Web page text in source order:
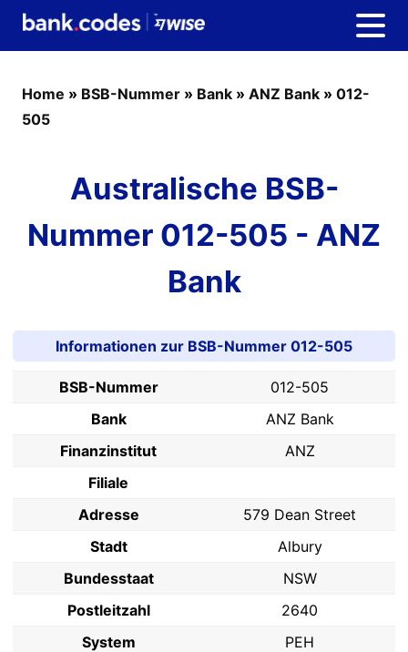
Home » BSB-Nummer » Bank » ANZ Bank » 012-
505
Australische BSB-
Nummer 012-505 - ANZ
Bank
Informationen zur BSB-Nummer 012-505
BSB-Nummer
012-505
Bank
ANZ Bank
Finanzinstitut
ANZ
Filiale
Adresse
579 Dean Street
Stadt
Albury
Bundesstaat
NSW
Postleitzahl
2640
System
PEH